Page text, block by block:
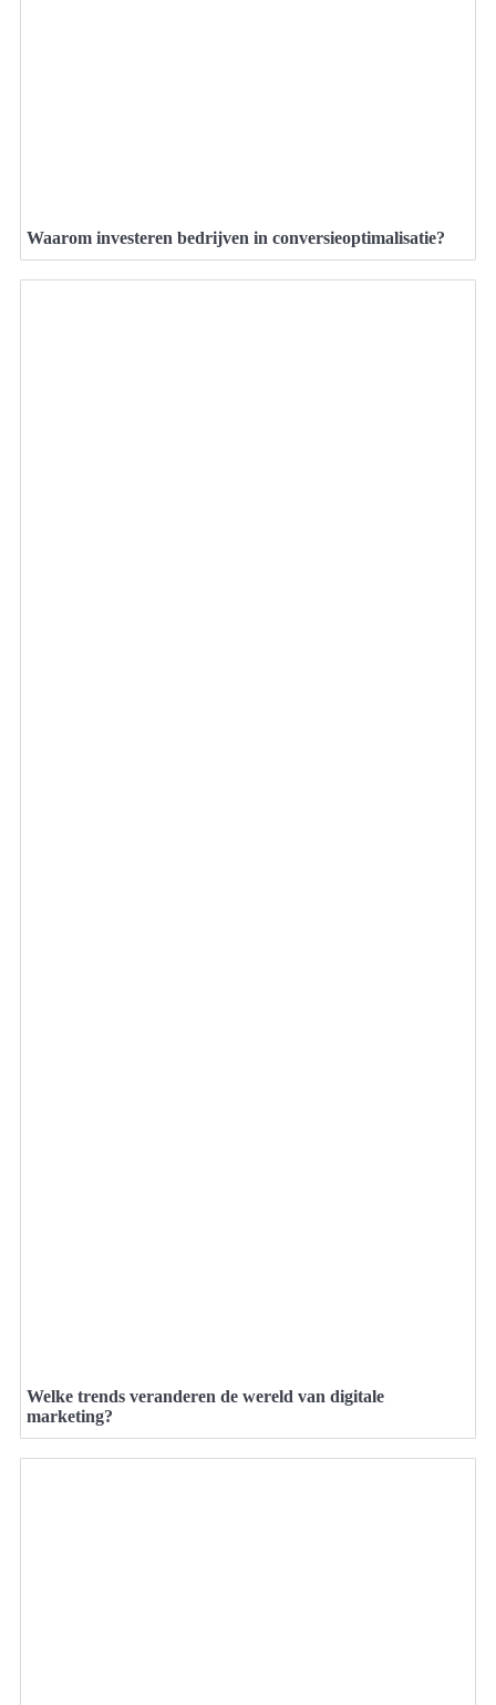
Waarom investeren bedrijven in conversieoptimalisatie?
Welke trends veranderen de wereld van digitale
marketing?